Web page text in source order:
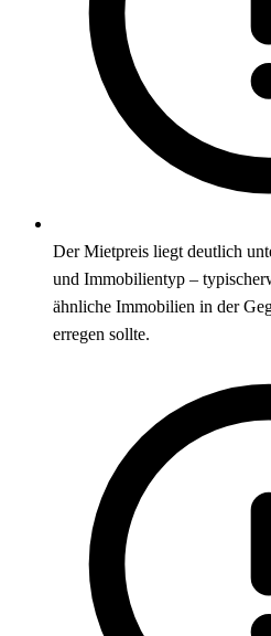
Der Mietpreis liegt deutlich
und Immobilientyp –
ähnliche Immobilien in der
erregen sollte.